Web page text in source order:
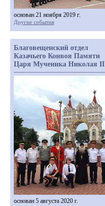
основан 21 ноября 2019 г.
Другие события
Благовещенский отдел
Казачьего Конвоя Памяти
Царя Мученика Николая II
основан 5 августа 2020 г.